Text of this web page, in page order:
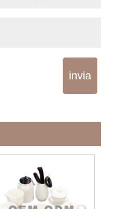
invia